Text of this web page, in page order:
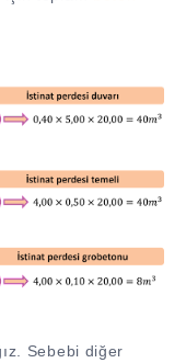
Sebebi diğer